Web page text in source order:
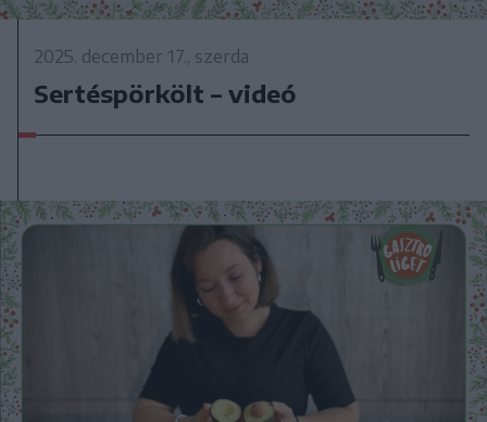
2025. december 17., szerda
Sertéspörkölt – videó